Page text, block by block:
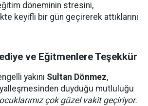
döneminin stresini,
keyifli bir gün geçirerek attıklarını
ve Eğitmenlere Teşekkür
yakını Sultan Dönmez,
duyduğu mutluluğu
çok güzel vakit geçiriyor.